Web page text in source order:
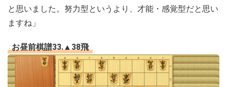
と思いました。努力型というより、才能・感覚型だと思い
ますね」
お昼前棋譜33.▲38飛